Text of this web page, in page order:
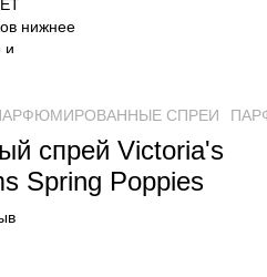
СПРЕИ
спрей Victoria's
Spring Poppies